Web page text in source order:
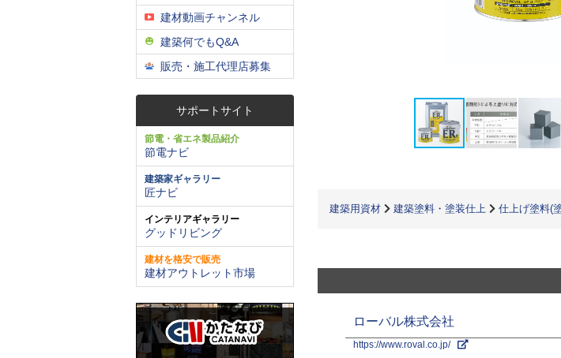
建材動画チャンネル
建築何でもQ&A
販売・施工代理店募集
サポートサイト
節電・省エネ製品紹介
節電ナビ
建築家ギャラリー
匠ナビ
インテリアギャラリー
グッドリビング
建材を格安で販売
建材アウトレット市場
建築用資材 建築塗料・塗装仕上 仕上げ塗料(
ローバル株式会社
https://www.roval.co.jp/